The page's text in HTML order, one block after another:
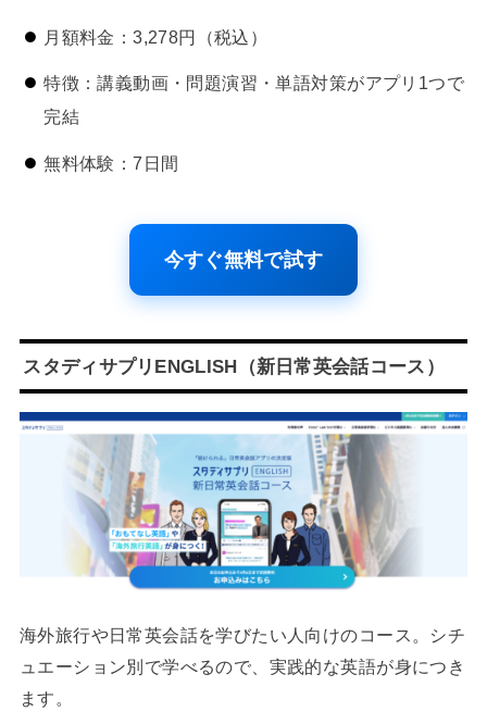
月額料金：3,278円（税込）
特徴：講義動画・問題演習・単語対策がアプリ1つで
完結
無料体験：7日間
今すぐ無料で試す
スタディサプリENGLISH（新日常英会話コース）
海外旅行や日常英会話を学びたい人向けのコース。シチ
ュエーション別で学べるので、実践的な英語が身につき
ます。